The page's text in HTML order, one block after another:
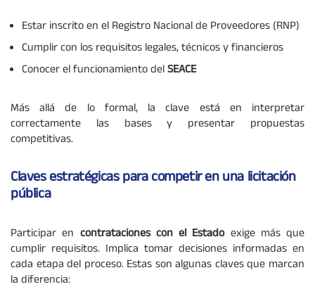
Estar inscrito en el Registro Nacional de Proveedores (RNP)
Cumplir con los requisitos legales, técnicos y financieros
Conocer el funcionamiento delSEACE
Más allá de lo formal, la clave está en interpretar
correctamente las bases y presentar propuestas
competitivas.
Claves estratégicas para competir en una licitación
pública
Participar en contrataciones con el Estadoexige más que
cumplir requisitos. Implica tomar decisiones informadas en
cada etapa del proceso. Estas son algunas claves que marcan
la diferencia: